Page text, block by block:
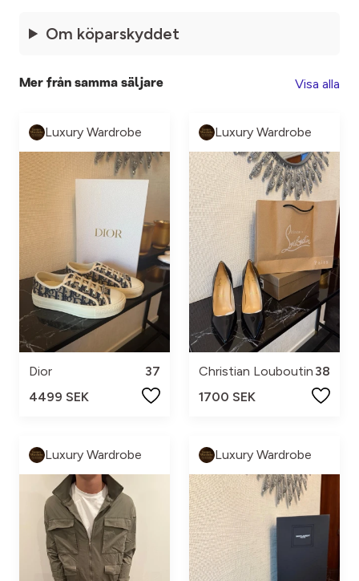
Om köparskyddet
Mer från samma säljare Visa alla
Luxury Wardrobe
Dior
37
4499 SEK
Luxury Wardrobe
Christian Louboutin 38
1700 SEK
Luxury Wardrobe Luxury Wardrobe